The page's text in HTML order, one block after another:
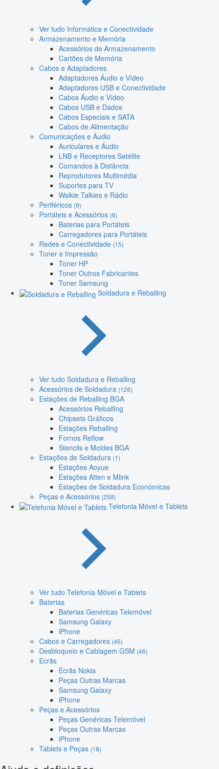
Ver tudo Informática e Conectividade
Armazenamento e Memória
Acessórios de Armazenamento
Cartões de Memória
Cabos e Adaptadores
Adaptadores Áudio e Vídeo
Adaptadores USB e Conectividade
Cabos Áudio e Vídeo
Cabos USB e Dados
Cabos Especiais e SATA
Cabos de Alimentação
Comunicações e Áudio
Auriculares e Áudio
LNB e Receptores Satélite
Comandos à Distância
Reprodutores Multimédia
Suportes para TV
Walkie Talkies e Rádio
Periféricos (9)
Portáteis e Acessórios (6)
Baterias para Portáteis
Carregadores para Portáteis
Redes e Conectividade (15)
Toner e Impressão
Toner HP
Toner Outros Fabricantes
Toner Samsung
Soldadura e Reballing
Ver tudo Soldadura e Reballing
Acessórios de Soldadura (126)
Estações de Reballing BGA
Acessórios Reballing
Chipsets Gráficos
Estações Reballing
Fornos Reflow
Stencils e Moldes BGA
Estações de Soldadura (1)
Estações Aoyue
Estações Atten e Mlink
Estações de Soldadura Económicas
Peças e Acessórios (258)
Telefonia Móvel e Tablets
Ver tudo Telefonia Móvel e Tablets
Baterias
Baterias Genéricas Telemóvel
Samsung Galaxy
iPhone
Cabos e Carregadores (45)
Desbloqueio e Cablagem GSM (46)
Ecrãs
Ecrãs Nokia
Peças Outras Marcas
Samsung Galaxy
iPhone
Peças e Acessórios
Peças Genéricas Telemóvel
Peças Outras Marcas
iPhone
Tablets e Peças (18)